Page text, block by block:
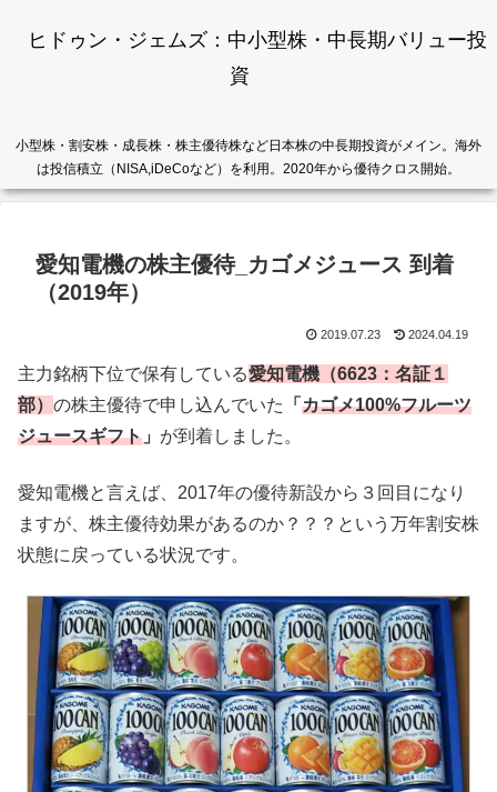
ヒドゥン・ジェムズ：中小型株・中長期バリュー投
資
小型株・割安株・成長株・株主優待株など日本株の中長期投資がメイン。海外
は投信積立（NISA,iDeCoなど）を利用。2020年から優待クロス開始。
愛知電機の株主優待_カゴメジュース 到着
（2019年）
2019.07.23 2024.04.19
主力銘柄下位で保有している愛知電機（6623：名証１
部） の株主優待で申し込んでいた 「 カゴメ100%フルーツ
ジュースギフト 」 が到着しました。
愛知電機と言えば、2017年の優待新設から３回目になり
ますが、株主優待効果があるのか？？？という万年割安株
状態に戻っている状況です。